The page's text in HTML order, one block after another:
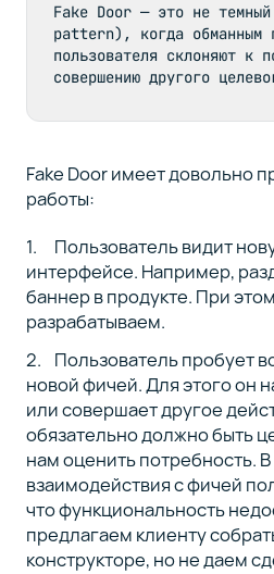
Fake Door — это не
pattern), когда обманным
пользователя склоняют к
совершению другого
Fake Door имеет довольно
работы:
Пользователь видит
интерфейсе. Например,
баннер в продукте. При
разрабатываем.
Пользователь пробует
новой фичей. Для этого он
или совершает другое
обязательно должно быть
нам оценить потребность.
взаимодействия с фичей
что функциональность
предлагаем клиенту
конструкторе, но не даем